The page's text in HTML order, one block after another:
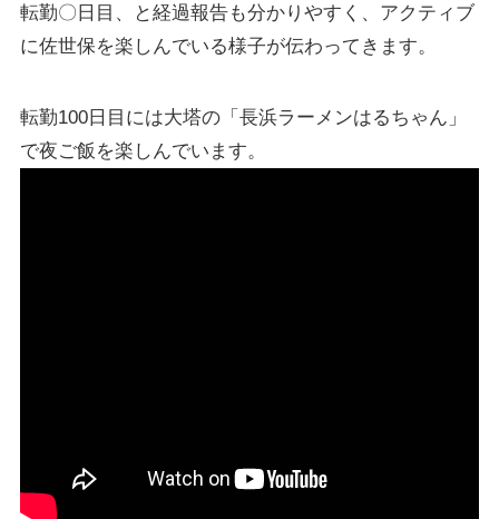
転勤〇日目、と経過報告も分かりやすく、アクティブ
に佐世保を楽しんでいる様子が伝わってきます。
転勤100日目には大塔の「長浜ラーメンはるちゃん」
で夜ご飯を楽しんでいます。